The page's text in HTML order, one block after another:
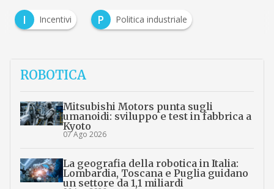
I
Incentivi P Politica industriale
ROBOTICA
Mitsubishi Motors punta sugli
umanoidi: sviluppo e test in fabbrica a
Kyoto
07 Ago 2026
La geografia della robotica in Italia:
Lombardia, Toscana e Puglia guidano
un settore da 1,1 miliardi